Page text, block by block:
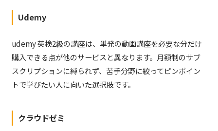
Udemy
udemy 英検2級の講座は、単発の動画講座を必要な分だけ
購入できる点が他のサービスと異なります。月額制のサブ
スクリプションに縛られず、苦手分野に絞ってピンポイン
トで学びたい人に向いた選択肢です。
クラウドゼミ